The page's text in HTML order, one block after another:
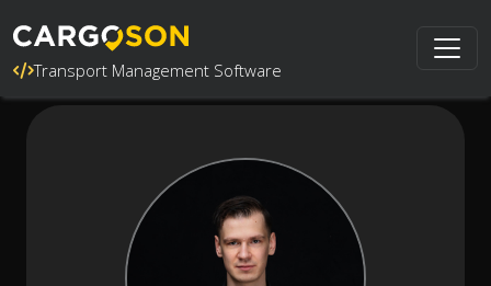
Transport Management Software